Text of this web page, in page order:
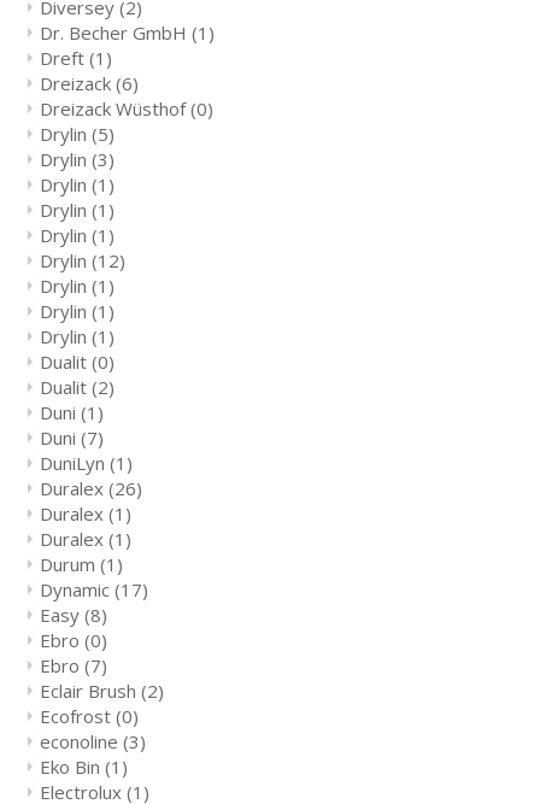
Diversey (2)
Dr. Becher GmbH (1)
Dreft (1)
Dreizack (6)
Dreizack Wüsthof(0)
Drylin (5)
Drylin (3)
Drylin (1)
Drylin (1)
Drylin (1)
Drylin (12)
Drylin (1)
Drylin (1)
Drylin (1)
Dualit (0)
Dualit (2)
Duni (1)
Duni (7)
DuniLyn (1)
Duralex (26)
Duralex (1)
Duralex (1)
Durum (1)
Dynamic (17)
Easy (8)
Ebro (0)
Ebro (7)
Eclair Brush (2)
Ecofrost (0)
econoline (3)
Eko Bin (1)
Electrolux (1)